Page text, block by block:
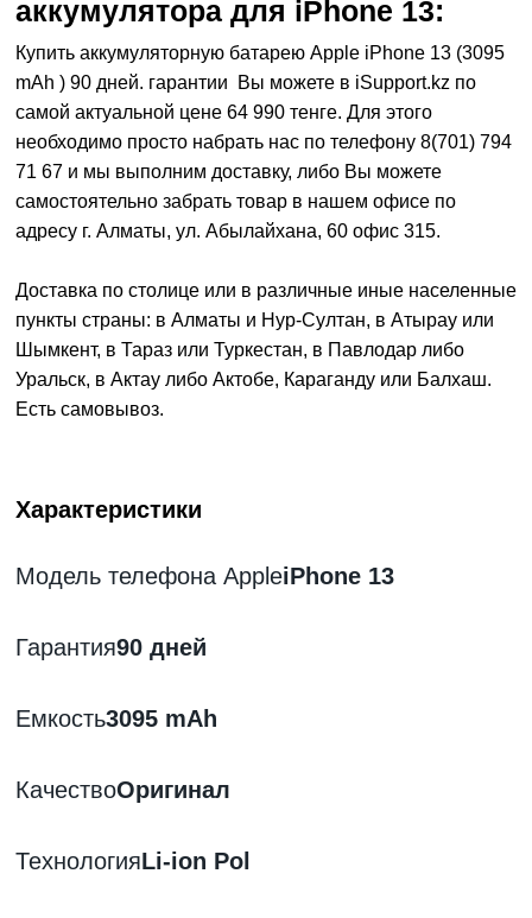
аккумулятора для iPhone 13:
Купить аккумуляторную батарею Apple iPhone 13 (3095
mAh ) 90 дней. гарантии Вы можете в iSupport.kz по
самой актуальной цене 64 990 тенге. Для этого
необходимо просто набрать нас по телефону 8(701) 794
71 67 и мы выполним доставку, либо Вы можете
самостоятельно забрать товар в нашем офисе по
адресу г. Алматы, ул. Абылайхана, 60 офис 315.
Доставка по столице или в различные иные населенные
пункты страны: в Алматы и Нур-Султан, в Атырау или
Шымкент, в Тараз или Туркестан, в Павлодар либо
Уральск, в Актау либо Актобе, Караганду или Балхаш.
Есть самовывоз.
Характеристики
Модель телефона AppleiPhone 13
Гарантия90 дней
Емкость3095 mAh
КачествоОригинал
ТехнологияLi-ion Pol